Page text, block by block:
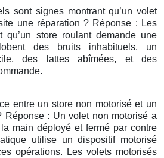
sont signes montrant qu’un volet
une réparation ? Réponse : Les
qu’un store roulant demande une
des bruits inhabituels, un
des lattes abîmées, et des
entre un store non motorisé et un
Réponse : Un volet non motorisé a
la main déployé et fermé par contre
utilise un dispositif motorisé
opérations. Les volets motorisés